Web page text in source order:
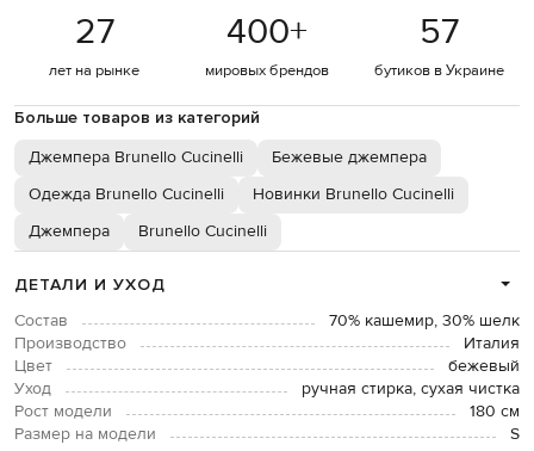
27
лет на рынке
400+
мировых брендов
57
бутиков в Украине
Больше товаров из категорий
Джемпера Brunello Cucinelli
Бежевые джемпера
Одежда Brunello Cucinelli
Новинки Brunello Cucinelli
Джемпера
Brunello Cucinelli
ДЕТАЛИ И УХОД
Состав
70% кашемир, 30% шелк
Производство
Италия
Цвет
бежевый
Уход
ручная стирка, сухая чистка
Рост модели
180 см
Размер на модели
S